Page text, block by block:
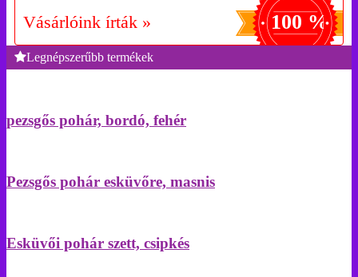
Vásárlóink írták » 100 %
Legnépszerűbb termékek
pezsgős pohár, bordó, fehér
Pezsgős pohár esküvőre, masnis
Esküvői pohár szett, csipkés